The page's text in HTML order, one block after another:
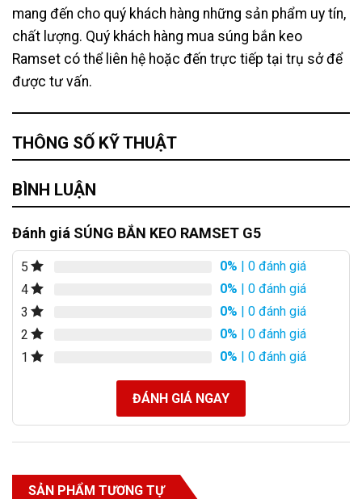
mang đến cho quý khách hàng những sản phẩm uy tín,
chất lượng. Quý khách hàng mua súng bắn keo
Ramset có thể liên hệ hoặc đến trực tiếp tại trụ sở để
được tư vấn.
THÔNG SỐ KỸ THUẬT
BÌNH LUẬN
Đánh giá SÚNG BẮN KEO RAMSET G5
5 0% | 0 đánh giá
4
0% | 0 đánh giá
3
0% | 0 đánh giá
2
0% | 0 đánh giá
1
0% | 0 đánh giá
ĐÁNH GIÁ NGAY
SẢN PHẨM TƯƠNG TỰ